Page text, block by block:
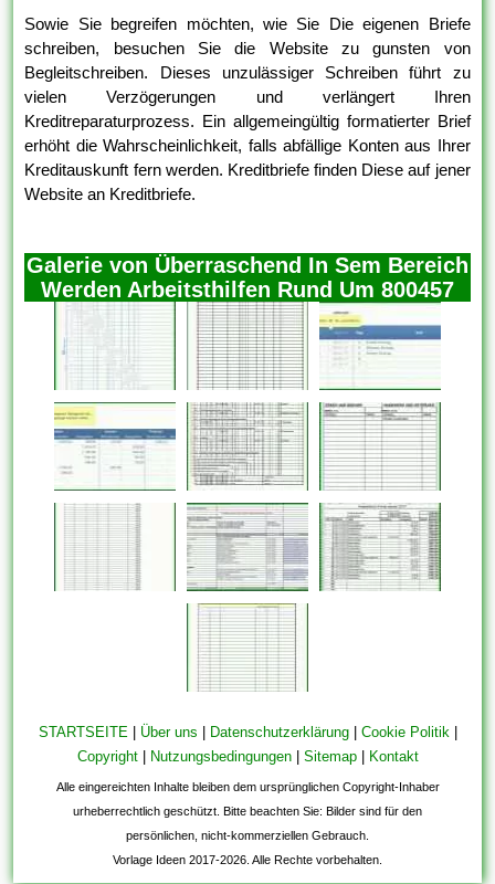
Sowie Sie begreifen möchten, wie Sie Die eigenen Briefe
schreiben, besuchen Sie die Website zu gunsten von
Begleitschreiben. Dieses unzulässiger Schreiben führt zu
vielen Verzögerungen und verlängert Ihren
Kreditreparaturprozess. Ein allgemeingültig formatierter Brief
erhöht die Wahrscheinlichkeit, falls abfällige Konten aus Ihrer
Kreditauskunft fern werden. Kreditbriefe finden Diese auf jener
Website an Kreditbriefe.
Galerie von Überraschend In Sem Bereich
Werden Arbeitsthilfen Rund Um 800457
STARTSEITE| Über uns Datenschutzerklärung| Cookie Politik|
Copyright| Nutzungsbedingungen| Sitemap| Kontakt
Alle eingereichten Inhalte bleiben dem ursprünglichen Copyright-Inhaber
urheberrechtlich geschützt. Bitte beachten Sie: Bilder sind für den
persönlichen, nicht-kommerziellen Gebrauch.
Vorlage Ideen 2017-2026. Alle Rechte vorbehalten.